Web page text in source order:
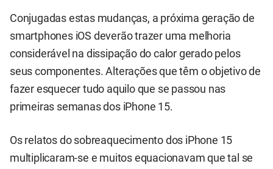
Conjugadas estas mudanças, a próxima geração de
smartphones iOS deverão trazer uma melhoria
considerável na dissipação do calor gerado pelos
seus componentes. Alterações que têm o objetivo de
fazer esquecer tudo aquilo que se passou nas
primeiras semanas dos iPhone 15.
Os relatos do sobreaquecimento dos iPhone 15
multiplicaram-se e muitos equacionavam que tal se